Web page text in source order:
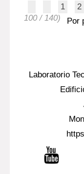
manual
Más
2
Por